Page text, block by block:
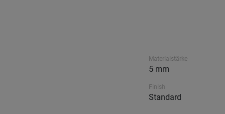
Materialstärke
5 mm
Finish
Standard